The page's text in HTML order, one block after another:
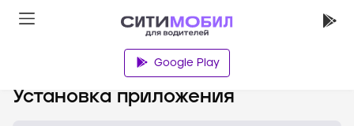
Google Play
Установка приложения